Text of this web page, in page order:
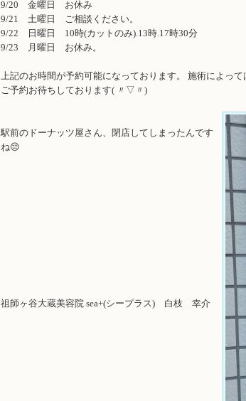
9/20 金曜日 お休み
9/21 土曜日 ご相談ください。
9/22 日曜日 10時(カットのみ).13時.17時30分
9/23 月曜日 お休み。
上記のお時間が予約可能になっております。 施術によっ
ご予約お待ちしております( 〃▽〃)
駅前のドーナッツ屋さん、閉店してしまったんです
ね😔
祖師ヶ谷大蔵美容院 sea+(シープラス) 白枝 幸介